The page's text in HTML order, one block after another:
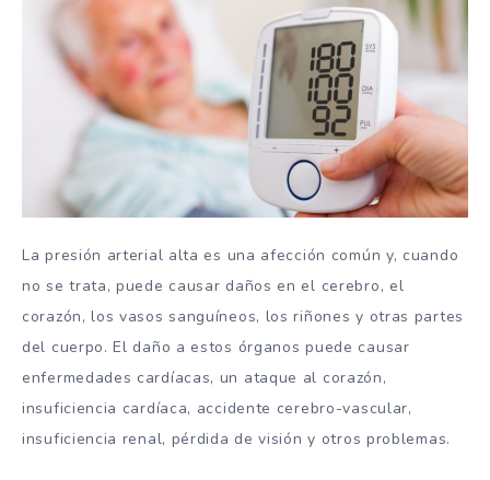
La presión arterial alta es una afección común y, cuando
no se trata, puede causar daños en el cerebro, el
corazón, los vasos sanguíneos, los riñones y otras partes
del cuerpo. El daño a estos órganos puede causar
enfermedades cardíacas, un ataque al corazón,
insuficiencia cardíaca, accidente cerebro-vascular,
insuficiencia renal, pérdida de visión y otros problemas.